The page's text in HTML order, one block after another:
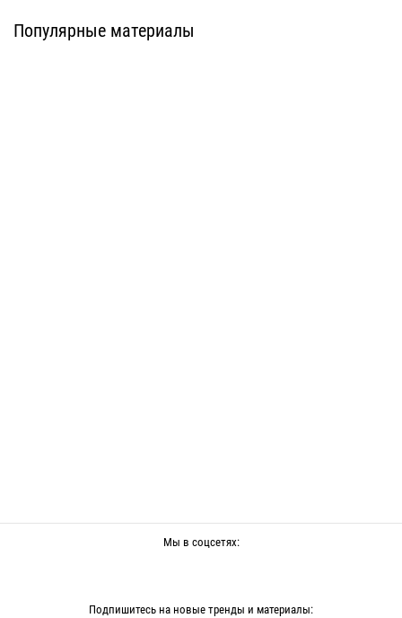
Популярные материалы
Мы в соцсетях:
Подпишитесь на новые тренды и материалы: